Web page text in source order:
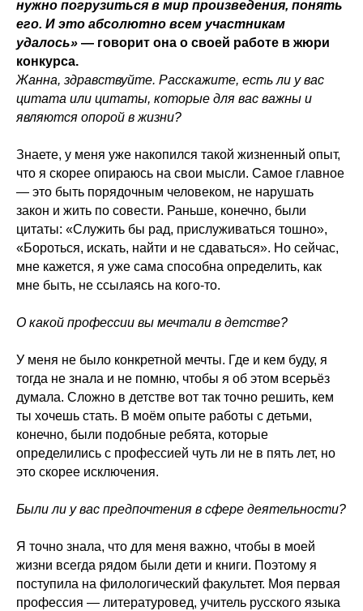
нужно погрузиться в мир произведения, понять
его. И это абсолютно всем участникам
удалось» — говорит она о своей работе в жюри
конкурса.
Жанна, здравствуйте. Расскажите, есть ли у вас
цитата или цитаты, которые для вас важны и
являются опорой в жизни?
Знаете, у меня уже накопился такой жизненный опыт,
что я скорее опираюсь на свои мысли. Самое главное
— это быть порядочным человеком, не нарушать
закон и жить по совести. Раньше, конечно, были
цитаты: «Служить бы рад, прислуживаться тошно»,
«Бороться, искать, найти и не сдаваться». Но сейчас,
мне кажется, я уже сама способна определить, как
мне быть, не ссылаясь на кого-то.
О какой профессии вы мечтали в детстве?
У меня не было конкретной мечты. Где и кем буду, я
тогда не знала и не помню, чтобы я об этом всерьёз
думала. Сложно в детстве вот так точно решить, кем
ты хочешь стать. В моём опыте работы с детьми,
конечно, были подобные ребята, которые
определились с профессией чуть ли не в пять лет, но
это скорее исключения.
Были ли у вас предпочтения в сфере деятельности?
Я точно знала, что для меня важно, чтобы в моей
жизни всегда рядом были дети и книги. Поэтому я
поступила на филологический факультет. Моя первая
профессия — литературовед, учитель русского языка